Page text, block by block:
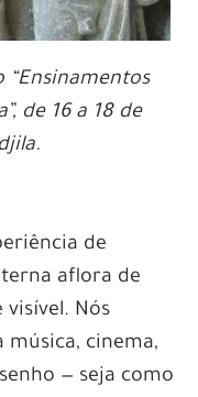
de 16 a 18 de
de
aflora de
Nós
música, cinema,
— seja como